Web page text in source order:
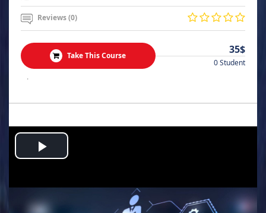
Reviews (0)
Take This Course 35$
0 Student
.
Play
Video